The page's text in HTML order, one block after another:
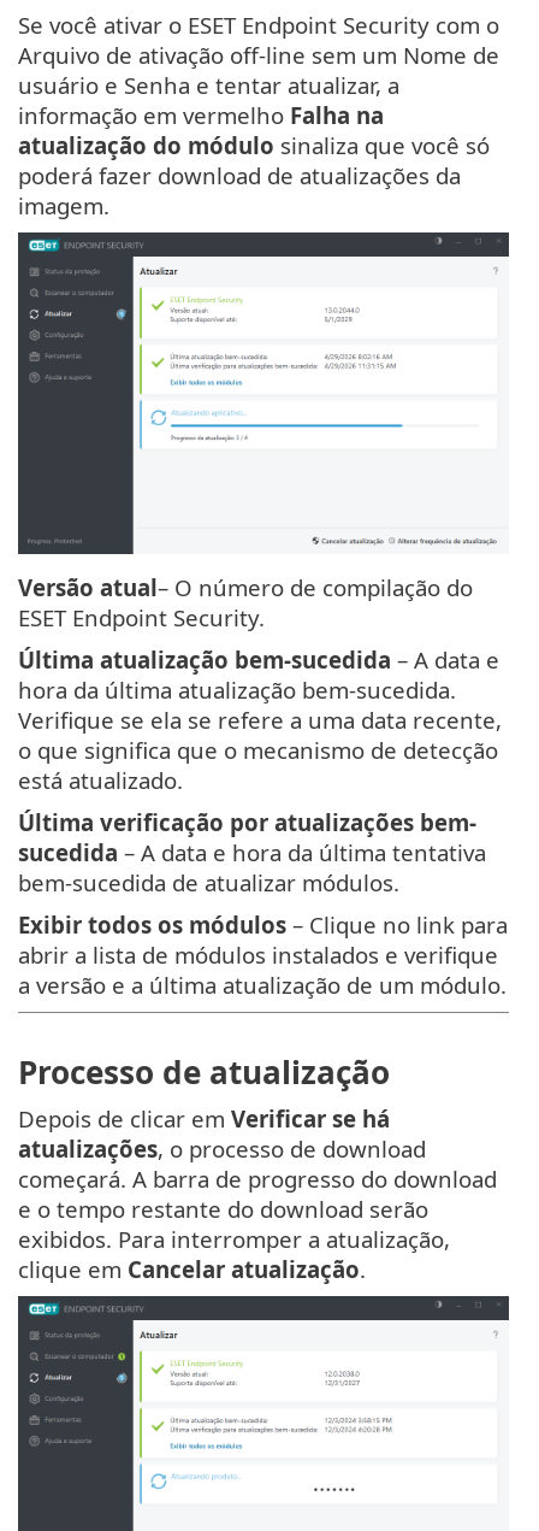
Se você ativar o ESET Endpoint Security com o
Arquivo de ativação off-line sem um Nome de
usuário e Senha e tentar atualizar, a
informação em vermelho Falha na
atualização do módulo sinaliza que você só
poderá fazer download de atualizações da
imagem.
Versão atual– O número de compilação do
ESET Endpoint Security.
Última atualização bem-sucedida – A data e
hora da última atualização bem-sucedida.
Verifique se ela se refere a uma data recente,
o que significa que o mecanismo de detecção
está atualizado.
Última verificação por atualizações bem-
sucedida – A data e hora da última tentativa
bem-sucedida de atualizar módulos.
Exibir todos os módulos – Clique no link para
abrir a lista de módulos instalados e verifique
a versão e a última atualização de um módulo.
Processo de atualização
Depois de clicar em Verificar se há
atualizações, o processo de download
começará. A barra de progresso do download
e o tempo restante do download serão
exibidos. Para interromper a atualização,
clique em Cancelar atualização.